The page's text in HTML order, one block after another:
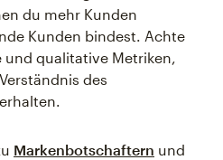
du mehr Kunden
Kunden bindest. Achte
qualitative Metriken,
des
Markenbotschaftern und